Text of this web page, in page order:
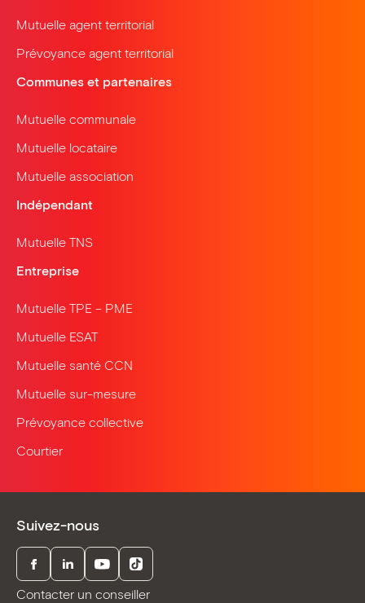
Mutuelle agent territorial
Prévoyance agent territorial
Communes et partenaires
Mutuelle communale
Mutuelle locataire
Mutuelle association
Indépendant
Mutuelle TNS
Entreprise
Mutuelle TPE – PME
Mutuelle ESAT
Mutuelle santé CCN
Mutuelle sur-mesure
Prévoyance collective
Courtier
Suivez-nous
FacebookLinkedInYoutubeTikTok
Contacter un conseiller